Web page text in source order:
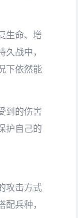
生命、增
战中，
下依然能
到的伤害
护自己的
攻击方式
兵种，